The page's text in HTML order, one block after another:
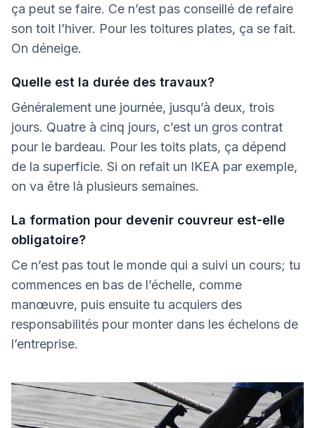
ça peut se faire. Ce n’est pas conseillé de refaire
son toit l’hiver. Pour les toitures plates, ça se fait.
On déneige.
Quelle est la durée des travaux?
Généralement une journée, jusqu’à deux, trois
jours. Quatre à cinq jours, c’est un gros contrat
pour le bardeau. Pour les toits plats, ça dépend
de la superficie. Si on refait un IKEA par exemple,
on va être là plusieurs semaines.
La formation pour devenir couvreur est-elle
obligatoire?
Ce n’est pas tout le monde qui a suivi un cours; tu
commences en bas de l’échelle, comme
manœuvre, puis ensuite tu acquiers des
responsabilités pour monter dans les échelons de
l’entreprise.